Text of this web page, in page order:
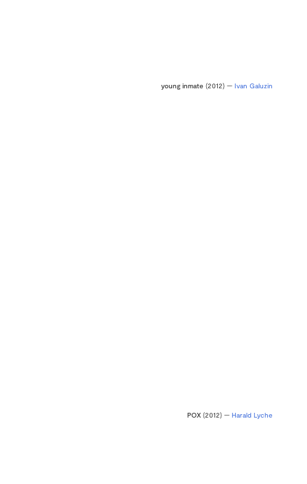
young inmate (2012) — Ivan Galuzin
POX (2012) — Harald Lyche